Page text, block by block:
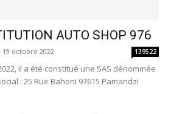
AUTO SHOP 976
19 octobre 2022 139522
il a été constitué une SAS dénommée
: 25 Rue Bahoni 97615 Pamandzi